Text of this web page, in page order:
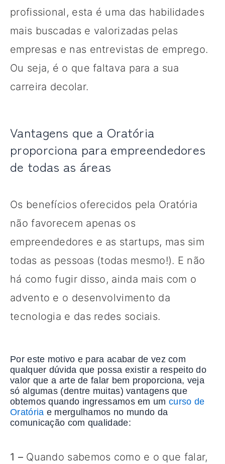
profissional, esta é uma das habilidades
mais buscadas e valorizadas pelas
empresas e nas entrevistas de emprego.
Ou seja, é o que faltava para a sua
carreira decolar.
Vantagens que a Oratória
proporciona para empreendedores
de todas as áreas
Os benefícios oferecidos pela Oratória
não favorecem apenas os
empreendedores e as startups, mas sim
todas as pessoas (todas mesmo!). E não
há como fugir disso, ainda mais com o
advento e o desenvolvimento da
tecnologia e das redes sociais.
Por este motivo e para acabar de vez com
qualquer dúvida que possa existir a respeito do
valor que a arte de falar bem proporciona, veja
só algumas (dentre muitas) vantagens que
obtemos quando ingressamos em um curso de
Oratória e mergulhamos no mundo da
comunicação com qualidade:
1 – Quando sabemos como e o que falar,